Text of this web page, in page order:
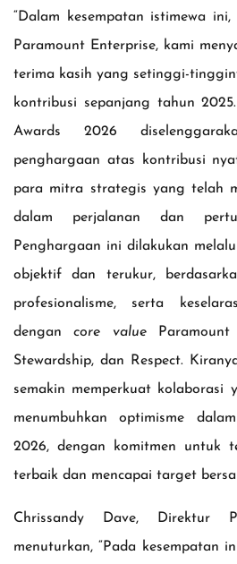
“Dalam kesempatan istimewa
Paramount Enterprise, kami
terima kasih yang setinggi-
kontribusi sepanjang tahun
Awards 2026
penghargaan atas kontribusi
para mitra strategis yang telah
dalam perjalanan dan
Penghargaan ini dilakukan
objektif dan terukur,
profesionalisme, serta
dengancore valueParamount
Stewardship, dan Respect.
semakin memperkuat kolaborasi
menumbuhkan optimisme
2026, dengan komitmen untuk
terbaik dan mencapai target
Chrissandy Dave, Direktur
menuturkan, “Pada kesempatan